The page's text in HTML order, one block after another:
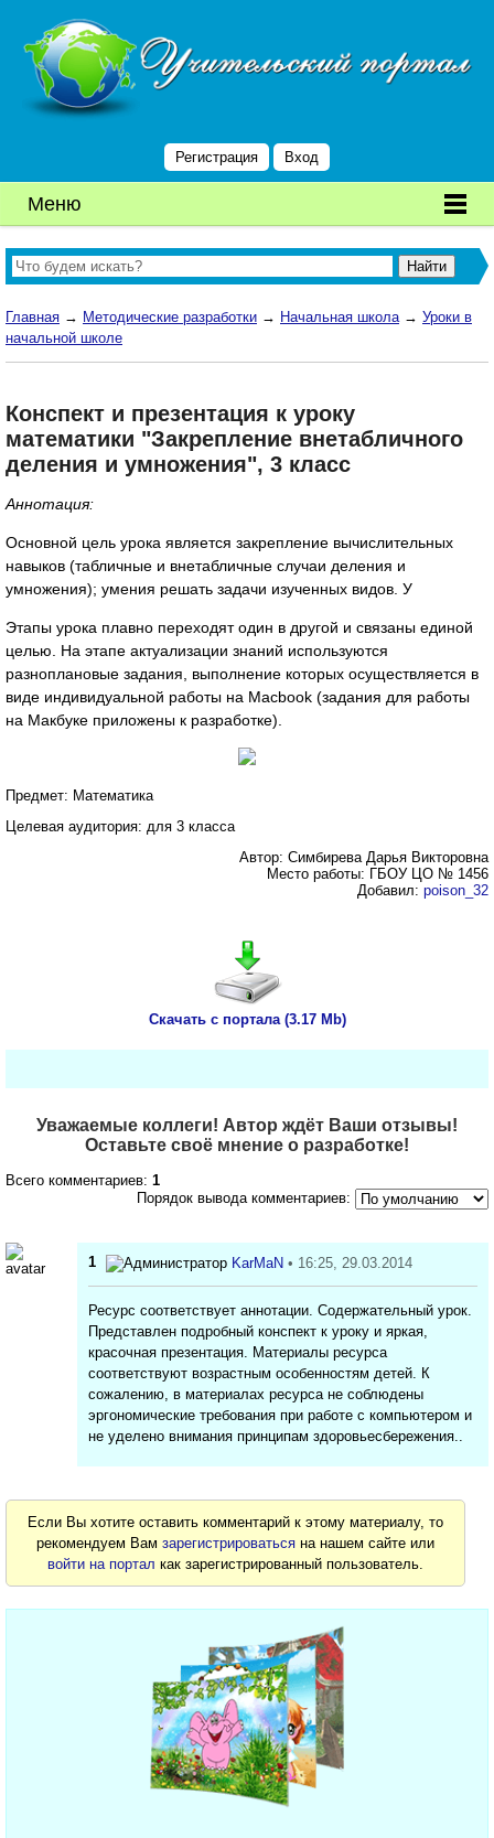
Регистрация Вход
Меню
Главная → Методические разработки → Начальная школа→ Уроки в
начальной школе
Конспект и презентация к уроку
математики "Закрепление внетабличного
деления и умножения", 3 класс
Аннотация:
Основной цель урока является закрепление вычислительных
навыков (табличные и внетабличные случаи деления и
умножения); умения решать задачи изученных видов. У
Этапы урока плавно переходят один в другой и связаны единой
целью. На этапе актуализации знаний используются
разноплановые задания, выполнение которых осуществляется в
виде индивидуальной работы на Macbook (задания для работы
на Макбуке приложены к разработке).
Предмет: Математика
Целевая аудитория: для 3 класса
Автор: Симбирева Дарья Викторовна
Место работы: ГБОУ ЦО № 1456
Добавил: poison_32
Скачать с портала (3.17 Mb)
Уважаемые коллеги! Автор ждёт Ваши отзывы!
Оставьте своё мнение о разработке!
Всего комментариев: 1
Порядок вывода комментариев:
1 KarMaN • 16:25, 29.03.2014
Ресурс соответствует аннотации. Содержательный урок.
Представлен подробный конспект к уроку и яркая,
красочная презентация. Материалы ресурса
соответствуют возрастным особенностям детей. К
сожалению, в материалах ресурса не соблюдены
эргономические требования при работе с компьютером и
не уделено внимания принципам здоровьесбережения..
Если Вы хотите оставить комментарий к этому материалу, то
рекомендуем Вамзарегистрироваться на нашем сайте или
войти на портал как зарегистрированный пользователь.